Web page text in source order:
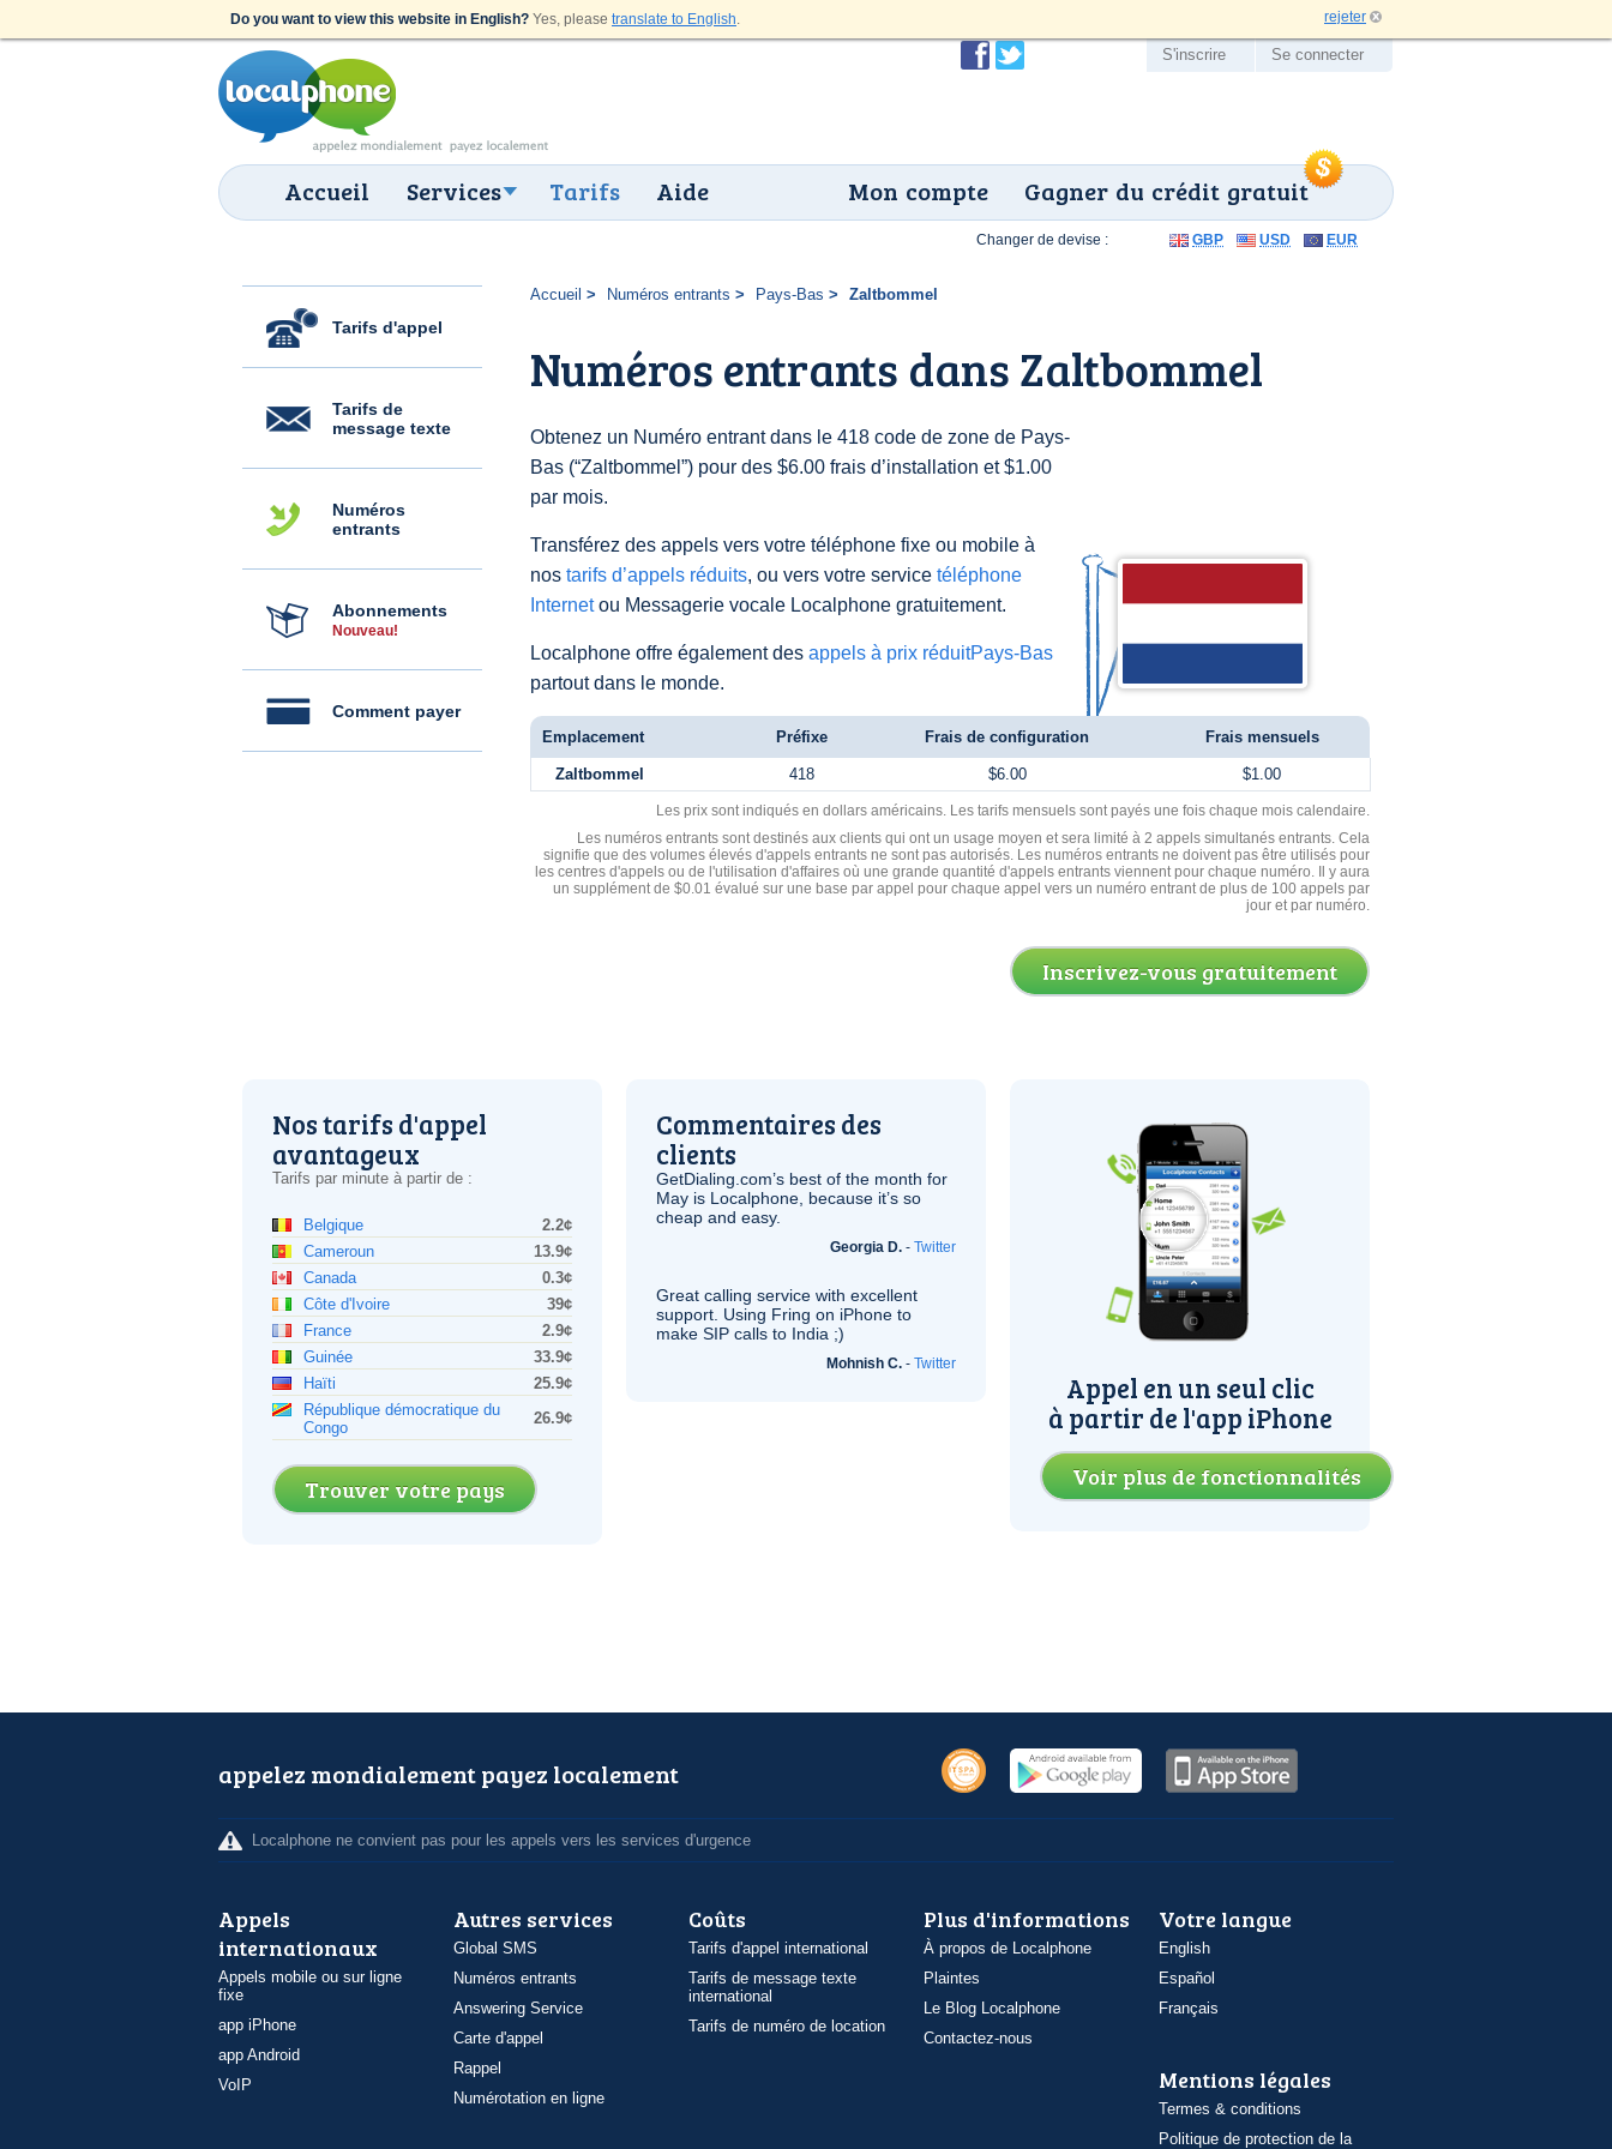
Do you want to view this website in English? Yes, please translate to English. rejeter
Accueil Services Tarifs Aide Gagner du crédit gratuit
Mon compte
S'inscrire Se connecter
Tarifs d'appel
Tarifs de
message texte
Numéros
entrants
Abonnements
Nouveau!
Comment payer
Accueil Numéros entrants Pays-Bas Zaltbommel
Numéros entrants dans Zaltbommel
Obtenez un Numéro entrant dans le 418 code de zone de Pays-
Bas (“Zaltbommel”) pour des $6.00 frais d’installation et $1.00
par mois.
Transférez des appels vers votre téléphone fixe ou mobile à
nos tarifs d’appels réduits, ou vers votre service téléphone
Internetou Messagerie vocale Localphone gratuitement.
Localphone offre également des appels à prix réduitPays-Bas
partout dans le monde.
Changer de devise : GBP USD EUR
Emplacement Préfixe Frais de configuration Frais mensuels
Zaltbommel 418 $6.00 $1.00
Les prix sont indiqués en dollars américains. Les tarifs mensuels sont payés une fois chaque mois calendaire.
Les numéros entrants sont destinés aux clients qui ont un usage moyen et sera limité à 2 appels simultanés entrants. Cela
signifie que des volumes élevés d'appels entrants ne sont pas autorisés. Les numéros entrants ne doivent pas être utilisés pour
les centres d'appels ou de l'utilisation d'affaires où une grande quantité d'appels entrants viennent pour chaque numéro. Il y aura
un supplément de $0.01 évalué sur une base par appel pour chaque appel vers un numéro entrant de plus de 100 appels par
jour et par numéro.
Inscrivez-vous gratuitement
Nos tarifs d'appel
avantageux
Tarifs par minute à partir de :
Belgique
2.2¢
Cameroun
13.9¢
Canada
0.3¢
Côte d'Ivoire
39¢
France
2.9¢
Guinée
33.9¢
Haïti
25.9¢
République démocratique du
Congo
26.9¢
Trouver votre pays
Commentaires des
clients
GetDialing.com’s best of the month for
May is Localphone, because it’s so
cheap and easy.
Georgia D. - Twitter
Great calling service with excellent
support. Using Fring on iPhone to
make SIP calls to India ;)
Mohnish C. - Twitter
Appel en un seul clic
à partir de l'app iPhone
Voir plus de fonctionnalités
appelez mondialement payez localement
Localphone ne convient pas pour les appels vers les services d'urgence
Appels
internationaux
Appels mobile ou sur ligne
fixe
app iPhone
app Android
VoIP
Autres services
Global SMS
Numéros entrants
Answering Service
Carte d'appel
Rappel
Numérotation en ligne
Coûts
Tarifs d'appel international
Tarifs de message texte
international
Tarifs de numéro de location
Plus d'informations
À propos de Localphone
Plaintes
Le Blog Localphone
Contactez-nous
Votre langue
English
Español
Français
Mentions légales
Termes & conditions
Politique de protection de la